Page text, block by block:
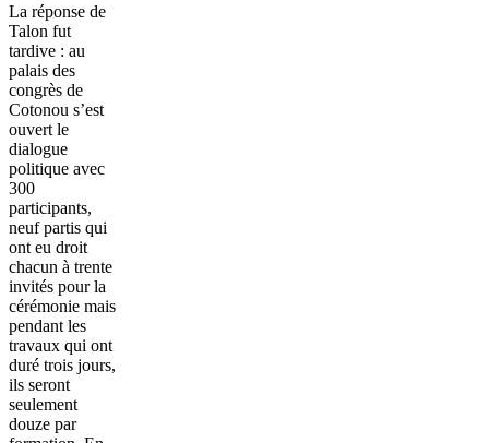
La réponse de
Talon fut
tardive : au
palais des
congrès de
Cotonou s’est
ouvert le
dialogue
politique avec
300
participants,
neuf partis qui
ont eu droit
chacun à trente
invités pour la
cérémonie mais
pendant les
travaux qui ont
duré trois jours,
ils seront
seulement
douze par